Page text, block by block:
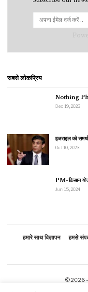
सबसे लोकप्रिय
Nothing
Dec 19, 2023
इजराइल को
Oct 10, 2023
PM-किसान
Jun 15, 2024
हमारे साथ विज्ञापन हमसे
© 2026 -